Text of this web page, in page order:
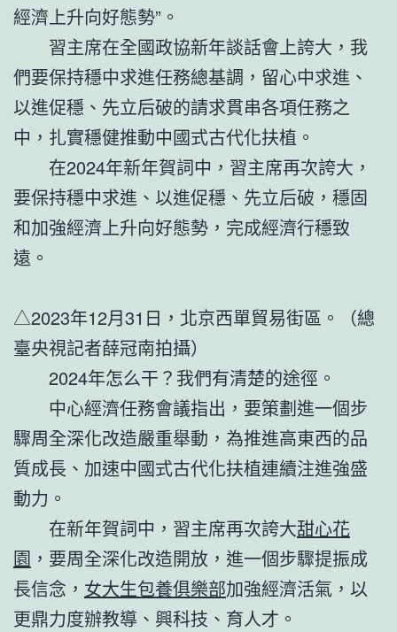
經濟上升向好態勢”。
習主席在全國政協新年談話會上誇大，我
們要保持穩中求進任務總基調，留心中求進、
以進促穩、先立后破的請求貫串各項任務之
中，扎實穩健推動中國式古代化扶植。
在2024年新年賀詞中，習主席再次誇大，
要保持穩中求進、以進促穩、先立后破，穩固
和加強經濟上升向好態勢，完成經濟行穩致
遠。
△2023年12月31日，北京西單貿易街區。（總
臺央視記者薛冠南拍攝）
2024年怎么干？我們有清楚的途徑。
中心經濟任務會議指出，要策劃進一個步
驟周全深化改造嚴重舉動，為推進高東西的品
質成長、加速中國式古代化扶植連續注進強盛
動力。
在新年賀詞中，習主席再次誇大甜心花
園 ，要周全深化改造開放，進一個步驟提振成
長信念， 女大生包養俱樂部加強經濟活氣，以
更鼎力度辦教導、興科技、育人才。